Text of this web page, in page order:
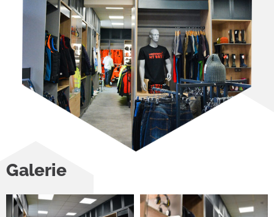
Galerie